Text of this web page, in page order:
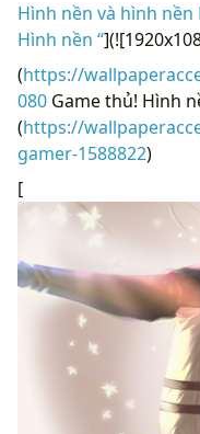
Hình nền và hình nền
Hình nền “
(https://
080 Game thủ! Hình
(https://
gamer-1588822)
[